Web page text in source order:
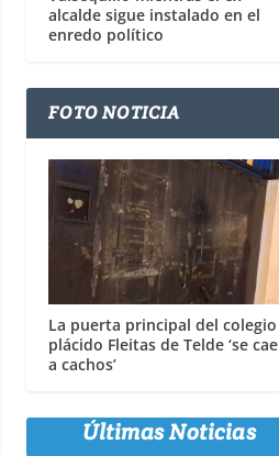
alcalde sigue instalado en el
enredo político
FOTO NOTICIA
La puerta principal del colegio
plácido Fleitas de Telde ‘se cae
a cachos’
Últimas Noticias